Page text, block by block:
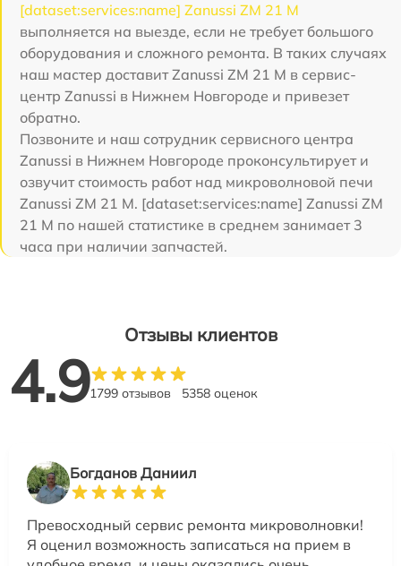
[dataset:services:name] Zanussi ZM 21 M
выполняется на выезде, если не требует большого
оборудования и сложного ремонта. В таких случаях
наш мастер доставит Zanussi ZM 21 M в сервис-
центр Zanussi в Нижнем Новгороде и привезет
обратно.
Позвоните и наш сотрудник сервисного центра
Zanussi в Нижнем Новгороде проконсультирует и
озвучит стоимость работ над микроволновой печи
Zanussi ZM 21 M. [dataset:services:name] Zanussi ZM
21 M по нашей статистике в среднем занимает 3
часа при наличии запчастей.
Отзывы клиентов
4.91799 отзывов 5358 оценок
Богданов Даниил
Превосходный сервис ремонта микроволновки!
Я оценил возможность записаться на прием в